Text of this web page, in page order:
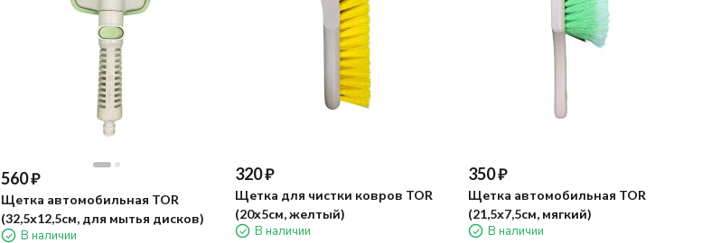
560₽
Щетка автомобильная TOR
(32,5х12,5см, для мытья дисков)
В наличии
320₽
Щетка для чистки ковров TOR
(20х5см, желтый)
В наличии
350₽
Щетка автомобильная TOR
(21,5х7,5см, мягкий)
В наличии